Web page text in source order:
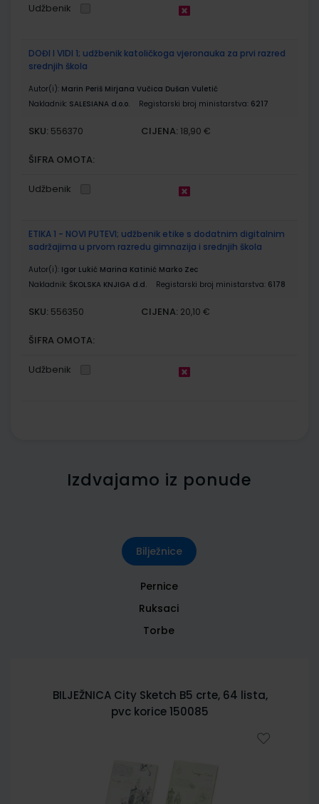
Udžbenik
DOĐI I VIDI 1; udžbenik katoličkoga vjeronauka za prvi razred
srednjih škola
Autor(i): Marin Periš Mirjana Vučica Dušan Vuletić
Nakladnik: SALESIANA d.o.o. Registarski broj ministarstva: 6217
SKU: 556370 CIJENA: 18,90 €
ŠIFRA OMOTA:
Udžbenik
ETIKA 1 - NOVI PUTEVI; udžbenik etike s dodatnim digitalnim
sadržajima u prvom razredu gimnazija i srednjih škola
Autor(i): Igor Lukić Marina Katinić Marko Zec
Nakladnik: ŠKOLSKA KNJIGA d.d. Registarski broj ministarstva: 6178
SKU: 556350 CIJENA: 20,10 €
ŠIFRA OMOTA:
Udžbenik
Izdvajamo iz ponude
Bilježnice
Pernice
Ruksaci
Torbe
BILJEŽNICA City Sketch B5 crte, 64 lista,
pvc korice 150085